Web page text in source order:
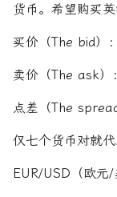
货币。希望购买
买价（The bid）
卖价（The ask）
点差（The
仅七个货币对就
EUR/USD（欧元/